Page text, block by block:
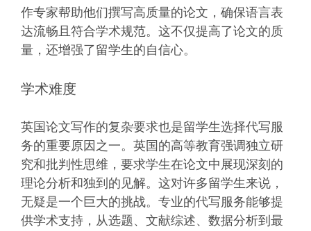
作专家帮助他们撰写高质量的论文，确保语言表
达流畅且符合学术规范。这不仅提高了论文的质
量，还增强了留学生的自信心。
学术难度
英国论文写作的复杂要求也是留学生选择代写服
务的重要原因之一。英国的高等教育强调独立研
究和批判性思维，要求学生在论文中展现深刻的
理论分析和独到的见解。这对许多留学生来说，
无疑是一个巨大的挑战。专业的代写服务能够提
供学术支持，从选题、文献综述、数据分析到最